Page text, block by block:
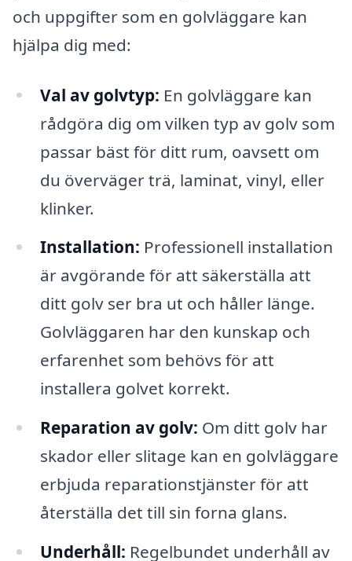
och uppgifter som en golvläggare kan
hjälpa dig med:
Val av golvtyp: En golvläggare kan
rådgöra dig om vilken typ av golv som
passar bäst för ditt rum, oavsett om
du överväger trä, laminat, vinyl, eller
klinker.
Installation: Professionell installation
är avgörande för att säkerställa att
ditt golv ser bra ut och håller länge.
Golvläggaren har den kunskap och
erfarenhet som behövs för att
installera golvet korrekt.
Reparation av golv: Om ditt golv har
skador eller slitage kan en golvläggare
erbjuda reparationstjänster för att
återställa det till sin forna glans.
Underhåll: Regelbundet underhåll av